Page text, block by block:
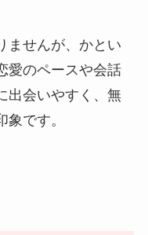
ませんが、かとい
愛のペースや会話
出会いやすく、無
です。